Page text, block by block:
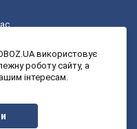
використовує
роботу сайту, а
інтересам.